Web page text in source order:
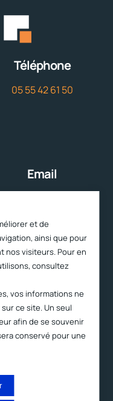
Téléphone
05 55 42 61 50
Email
et de
ainsi que pour
nos visiteurs. Pour en
consultez
vos informations ne
ce site. Un seul
afin de se souvenir
conservé pour une